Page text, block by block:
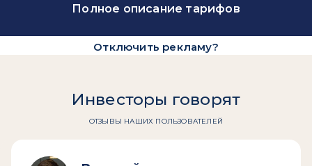
Полное описание тарифов
Отключить рекламу?
Инвесторы говорят
ОТЗЫВЫ НАШИХ ПОЛЬЗОВАТЕЛЕЙ